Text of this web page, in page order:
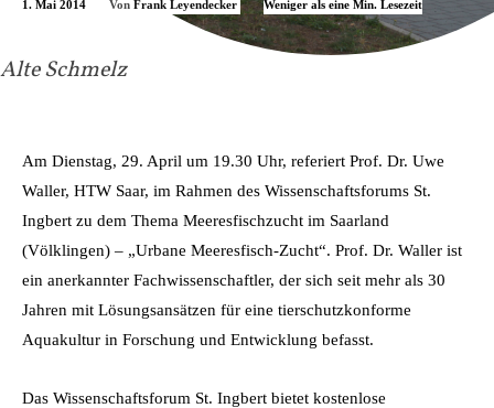
Alte Schmelz
1. Mai 2014 Von Frank Leyendecker Weniger als eine Min. Lesezeit
Am Dienstag, 29. April um 19.30 Uhr, referiert Prof. Dr. Uwe
Waller, HTW Saar, im Rahmen des Wissenschaftsforums St.
Ingbert zu dem Thema Meeresfischzucht im Saarland
(Völklingen) – „Urbane Meeresfisch-Zucht“. Prof. Dr. Waller ist
ein anerkannter Fachwissenschaftler, der sich seit mehr als 30
Jahren mit Lösungsansätzen für eine tierschutzkonforme
Aquakultur in Forschung und Entwicklung befasst.
Das Wissenschaftsforum St. Ingbert bietet kostenlose